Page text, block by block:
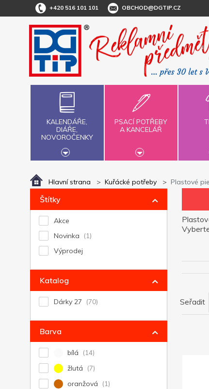
+420 516 101 101 OBCHOD@DGTIP.CZ
KALENDÁŘE,
DIÁŘE,
NOVOROČENKY
PSACÍ POTŘEBY
A KANCELÁŘ
Hlavní strana Kuřácké potřeby Plastové
Štítky
Akce
Novinka
Výprodej
Katalog
Dárky 27
Barva
bílá
žlutá
oranžová
Seřadit